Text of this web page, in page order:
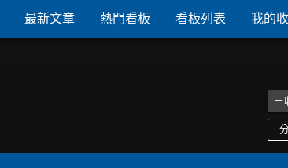
最新文章 熱門看板 看板列表 我的
＋